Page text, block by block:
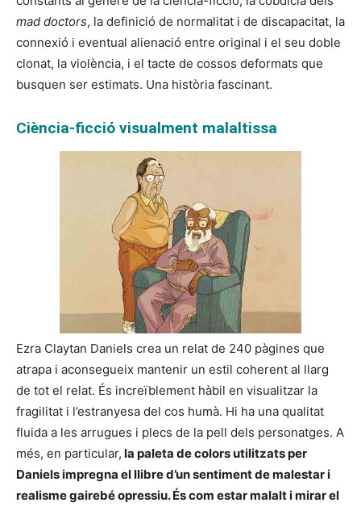
mad doctors, la definició de normalitat i de discapacitat, la
connexió i eventual alienació entre original i el seu doble
clonat, la violència, i el tacte de cossos deformats que
busquen ser estimats. Una història fascinant.
Ciència-ficció visualment malaltissa
Ezra Claytan Daniels crea un relat de 240 pàgines que
atrapa i aconsegueix mantenir un estil coherent al llarg
de tot el relat. És increïblement hàbil en visualitzar la
fragilitat i l’estranyesa del cos humà. Hi ha una qualitat
fluida a les arrugues i plecs de la pell dels personatges. A
més, en particular, la paleta de colors utilitzats per
Daniels impregna el llibre d’un sentiment de malestar i
realisme gairebé opressiu. És com estar malalt i mirar el